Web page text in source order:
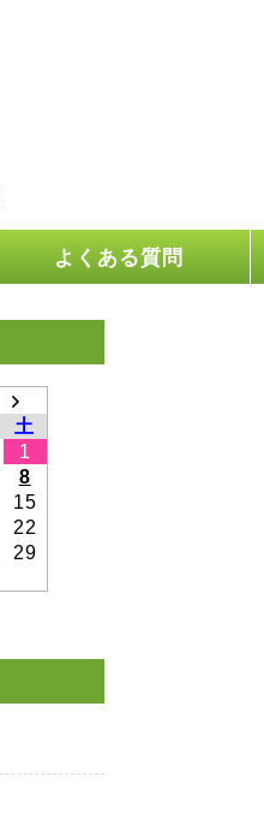
よくある質問
土
1
8
15
22
29